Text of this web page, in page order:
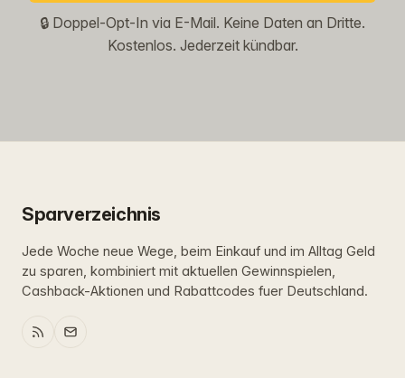
🔒 Doppel-Opt-In via E-Mail. Keine Daten an Dritte.
Kostenlos. Jederzeit kündbar.
Sparverzeichnis
Jede Woche neue Wege, beim Einkauf und im Alltag Geld
zu sparen, kombiniert mit aktuellen Gewinnspielen,
Cashback-Aktionen und Rabattcodes fuer Deutschland.